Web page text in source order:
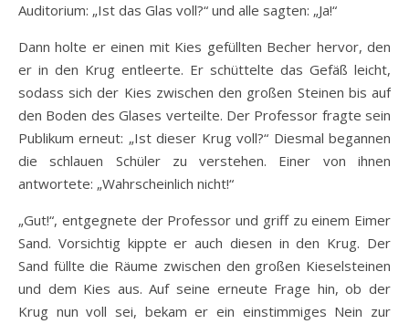
Auditorium: „Ist das Glas voll?“ und alle sagten: „Ja!“
Dann holte er einen mit Kies gefüllten Becher hervor, den
er in den Krug ent­leerte. Er schüttelte das Gefäß leicht,
sodass sich der Kies zwischen den großen Steinen bis auf
den Boden des Glases verteilte. Der Professor fragte sein
Publikum erneut: „Ist dieser Krug voll?“ Diesmal begannen
die schlauen Schüler zu verstehen. Einer von ihnen
antwortete: „Wahrscheinlich nicht!“
„Gut!“, entgegnete der Professor und griff zu einem Eimer
Sand. Vorsichtig kippte er auch diesen in den Krug. Der
Sand füllte die Räume zwischen den großen Kieselsteinen
und dem Kies aus. Auf seine erneute Frage hin, ob der
Krug nun voll sei, bekam er ein einstimmiges Nein zur